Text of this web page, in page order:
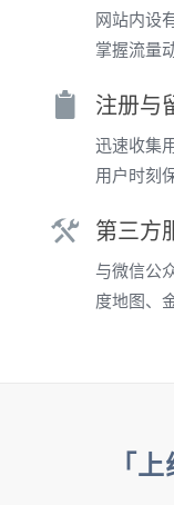
网站内设
掌握流量
注册与
迅速收集
用户时刻
第三方
与微信公
度地图、
「